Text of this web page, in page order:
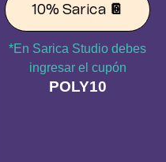
10% Sarica 📔
*En Sarica Studio debes
ingresar el cupón
POLY10